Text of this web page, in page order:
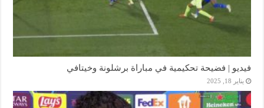
فيديو | فضيحة تحكيمية في مباراة برشلونة وخيتافي
يناير 18, 2025